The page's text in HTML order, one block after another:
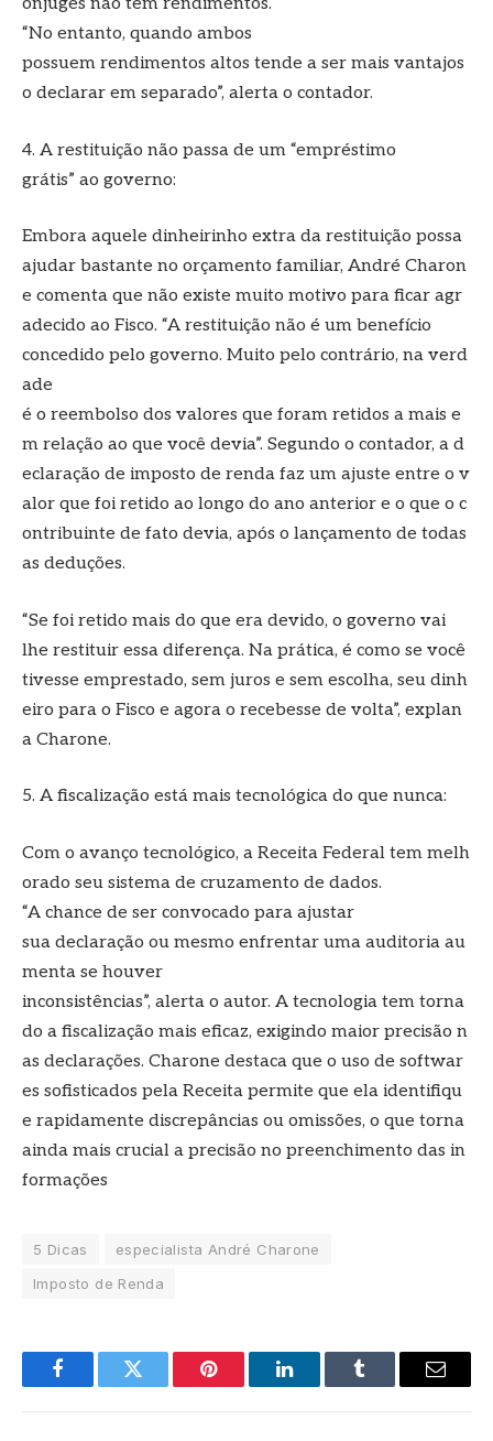
“No entanto, quando ambos
possuem rendimentos altos tende a ser mais vantajos
o declarar em separado”, alerta o contador.
4. A restituição não passa de um “empréstimo
grátis” ao governo:
Embora aquele dinheirinho extra da restituição possa
ajudar bastante no orçamento familiar, André Charon
e comenta que não existe muito motivo para ficar agr
adecido ao Fisco. “A restituição não é um benefício
concedido pelo governo. Muito pelo contrário, na verd
ade
é o reembolso dos valores que foram retidos a mais e
m relação ao que você devia”. Segundo o contador, a d
eclaração de imposto de renda faz um ajuste entre o v
alor que foi retido ao longo do ano anterior e o que o c
ontribuinte de fato devia, após o lançamento de todas
as deduções.
“Se foi retido mais do que era devido, o governo vai
lhe restituir essa diferença. Na prática, é como se você
tivesse emprestado, sem juros e sem escolha, seu dinh
eiro para o Fisco e agora o recebesse de volta”, explan
a Charone.
5. A fiscalização está mais tecnológica do que nunca:
Com o avanço tecnológico, a Receita Federal tem melh
orado seu sistema de cruzamento de dados.
“A chance de ser convocado para ajustar
sua declaração ou mesmo enfrentar uma auditoria au
menta se houver
inconsistências”, alerta o autor. A tecnologia tem torna
do a fiscalização mais eficaz, exigindo maior precisão n
as declarações. Charone destaca que o uso de softwar
es sofisticados pela Receita permite que ela identifiqu
e rapidamente discrepâncias ou omissões, o que torna
ainda mais crucial a precisão no preenchimento das in
formações
5 Dicas
especialista André Charone
Imposto de Renda
FacebookTwitter Pinterest LinkedInTumblr Email